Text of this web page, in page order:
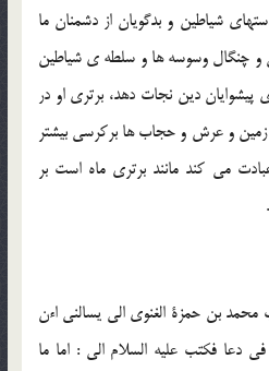
شياطين و بدگويان از دشمنان ما
و چنگال وسوسه ها و سلطه ى شياطين
دين نجات دهد، برترى او در
زمين و عرش و حجاب ها بركرسى بيشتر
مى كند مانند برترى ماه است بر
بن حمزة الغنوى الى يسالنى اءن
دعا فكتب عليه السلام الى : اما ما